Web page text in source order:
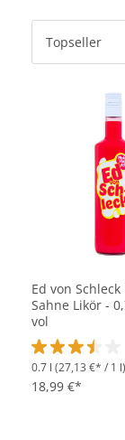
Ed von
Sahne Likör -
vol
0.7 l (27,13 €* / 1 l)
18,99 €*